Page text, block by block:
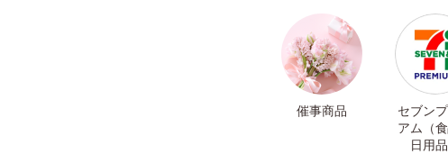
催事商品
セブン
アム（食
日用品